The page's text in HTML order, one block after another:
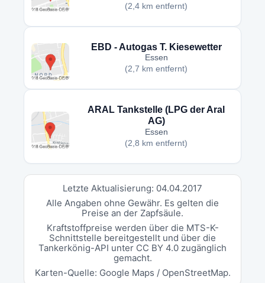
(2,4 km entfernt)
EBD - Autogas T. Kiesewetter
Essen
(2,7 km entfernt)
ARAL Tankstelle (LPG der Aral
AG)
Essen
(2,8 km entfernt)
Letzte Aktualisierung: 04.04.2017
Alle Angaben ohne Gewähr. Es gelten die
Preise an der Zapfsäule.
Kraftstoffpreise werden über die MTS-K-
Schnittstelle bereitgestellt und über die
Tankerkönig-API unter CC BY 4.0 zugänglich
gemacht.
Karten-Quelle: Google Maps / OpenStreetMap.